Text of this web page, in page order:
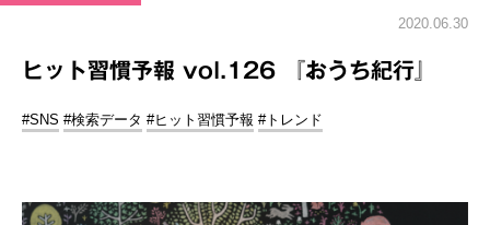
2020.06.30
ヒット習慣予報 vol.126 『おうち紀行』
#SNS #検索データ #ヒット習慣予報 #トレンド